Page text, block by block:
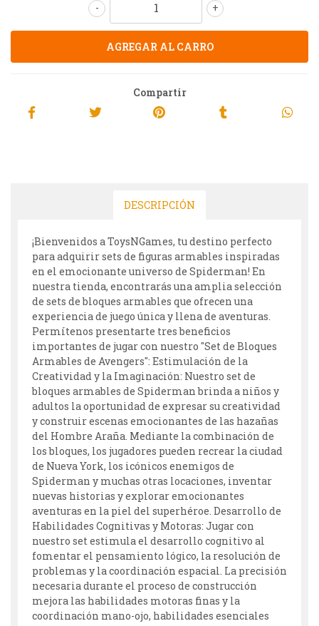
+
-
Compartir
DESCRIPCIÓN
¡Bienvenidos a ToysNGames, tu destino perfecto
para adquirir sets de figuras armables inspiradas
en el emocionante universo de Spiderman! En
nuestra tienda, encontrarás una amplia selección
de sets de bloques armables que ofrecen una
experiencia de juego única y llena de aventuras.
Permítenos presentarte tres beneficios
importantes de jugar con nuestro "Set de Bloques
Armables de Avengers": Estimulación de la
Creatividad y la Imaginación: Nuestro set de
bloques armables de Spiderman brinda a niños y
adultos la oportunidad de expresar su creatividad
y construir escenas emocionantes de las hazañas
del Hombre Araña. Mediante la combinación de
los bloques, los jugadores pueden recrear la ciudad
de Nueva York, los icónicos enemigos de
Spiderman y muchas otras locaciones, inventar
nuevas historias y explorar emocionantes
aventuras en la piel del superhéroe. Desarrollo de
Habilidades Cognitivas y Motoras: Jugar con
nuestro set estimula el desarrollo cognitivo al
fomentar el pensamiento lógico, la resolución de
problemas y la coordinación espacial. La precisión
necesaria durante el proceso de construcción
mejora las habilidades motoras finas y la
coordinación mano-ojo, habilidades esenciales